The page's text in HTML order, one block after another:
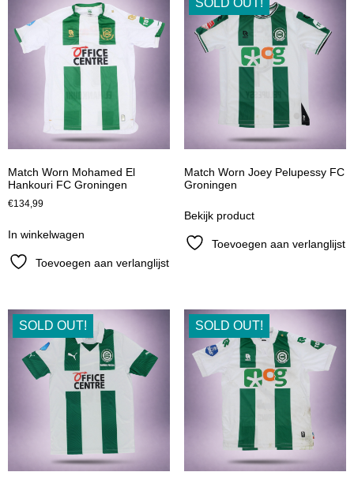
Match Worn Mohamed El
Hankouri FC Groningen
€134,99
In winkelwagen
Toevoegen aan verlanglijst
SOLD OUT!
Match Worn Joey Pelupessy FC
Groningen
Bekijk product
Toevoegen aan verlanglijst
SOLD OUT! SOLD OUT!